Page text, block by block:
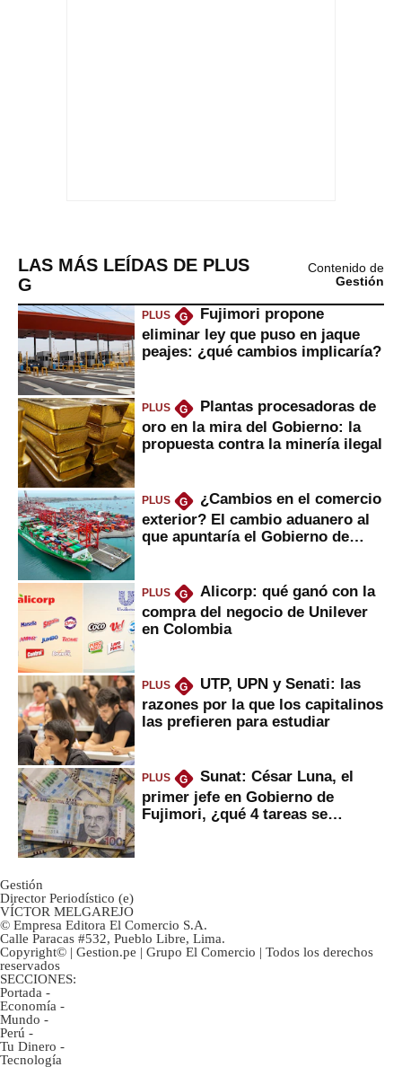
LAS MÁS LEÍDAS DE PLUS
G
Contenido de
Gestión
PLUS G
Fujimori propone
eliminar ley que puso en jaque
peajes: ¿qué cambios implicaría?
PLUS G
Plantas procesadoras de
oro en la mira del Gobierno: la
propuesta contra la minería ilegal
PLUS G
¿Cambios en el comercio
exterior? El cambio aduanero al
que apuntaría el Gobierno de
PLUS G
Alicorp: qué ganó con la
compra del negocio de Unilever
en Colombia
PLUS G
UTP, UPN y Senati: las
razones por la que los capitalinos
las prefieren para estudiar
PLUS G
Sunat: César Luna, el
primer jefe en Gobierno de
Fujimori, ¿qué 4 tareas se
Gestión
Director Periodístico (e)
VÍCTOR MELGAREJO
© Empresa Editora El Comercio S.A.
Calle Paracas #532, Pueblo Libre, Lima.
Copyright© | Gestion.pe | Grupo El Comercio | Todos los derechos
reservados
SECCIONES:
Portada -
Economía -
Mundo -
Perú -
Tu Dinero -
Tecnología